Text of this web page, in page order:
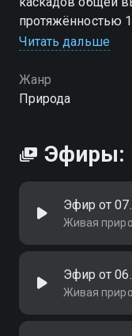
протяжённостью
находящийся в
Читать дальше
Жанр
Природа
Эфиры:
Эфир от
Живая
Эфир от
Живая